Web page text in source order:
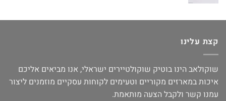
קצת עלינו
שוקולאב הינו בוטיק שוקולטיירים ישראלי, אנו מביאים אליכם
איכות במארזים מקוריים וטעימים לקוחות עסקיים מוזמנים ליצור
עמנו קשר ולקבל הצעה מותאמת.